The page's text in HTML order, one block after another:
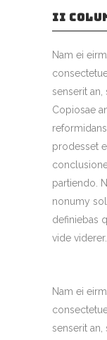
II
Nam ei
senserit
Copiosae
prodesset
partiendo.
nonumy
definiebas
vide viderer.
Nam ei
senserit